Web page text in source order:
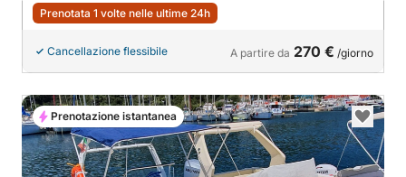
Prenotata 1 volte nelle ultime 24h
Cancellazione flessibile A partire da 270 € /giorno
Prenotazione istantanea